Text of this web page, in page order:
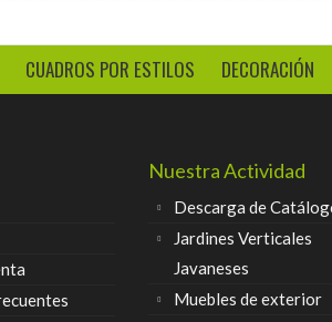
CUADROS POR ESTILOS DECORACIÓN
Nuestra Actividad
Descarga de
Jardines Verticales
Javaneses
Muebles de exterior